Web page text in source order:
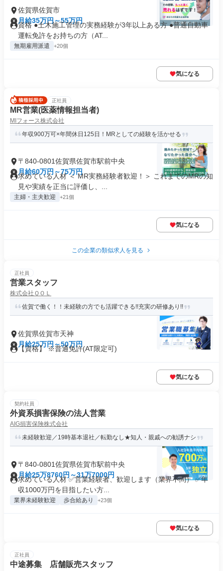
佐賀県佐賀市
月給35万円～55万円
資格 ●土木施工管理の実務経験が3年以上ある方 ●普通自動車
運転免許をお持ちの方（AT...
無期雇用派遣 +20個
気になる
正社員
MR営業(医薬情報担当者)
MIフォース株式会社
年収900万可×年間休日125日！MRとしての経験を活かせる
〒840-0801佐賀県佐賀市駅前中央
月給60万円～75万円
求めている人材 ＜ MR実務経験者歓迎！＞ これまでのMRの知
見や実績を正当に評価し、...
主婦・主夫歓迎 +21個
気になる
この企業の類似求人を見る
正社員
営業スタッフ
株式会社ＱＯＬ
佐賀で働く！！未経験の方でも活躍できる!!充実の研修あり!!
佐賀県佐賀市天神
月給25万円～50万円
【資格】 ※普通免許(AT限定可)
気になる
契約社員
外資系損害保険の法人営業
AIG損害保険株式会社
未経験歓迎／19時基本退社／転勤なし★知人・親戚への勧誘ナシ
〒840-0801佐賀県佐賀市駅前中央
月給25万8760円～31万7000円
求めている人材 ✅営業経験者、歓迎します（業界不問） ✅年
収1000万円を目指したい方...
業界未経験歓迎 歩合給あり +23個
気になる
正社員
中途募集 店舗販売スタッフ